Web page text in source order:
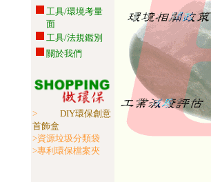
工具/環境考量
面
工具/法規鑑別
關於我們
>
DIY環保創意
首飾盒
>資源垃圾分類袋
>專利環保檔案夾